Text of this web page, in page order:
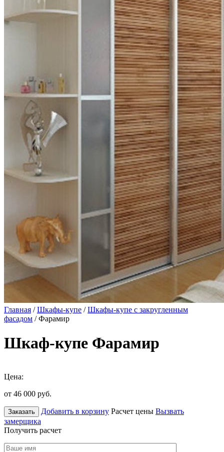
Главная /Шкафы-купе /Шкафы-купе с закругленным
фасадом / Фарамир
Шкаф-купе Фарамир
Цена:
от 46 000 руб.
Заказать Добавить в корзину Расчет цены Вызвать
замерщика
Получить расчет